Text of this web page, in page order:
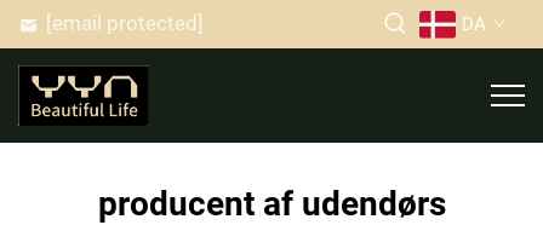
[email protected] DA
producent af udendørs